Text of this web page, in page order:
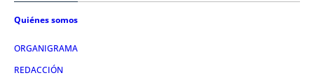
Quiénes somos
ORGANIGRAMA
REDACCIÓN